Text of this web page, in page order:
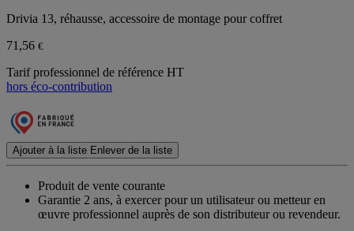
Drivia 13, réhausse, accessoire de montage pour coffret
71,56 €
Tarif professionnel de référence HT
hors éco-contribution
Ajouter à la liste Enlever de la liste
Produit de vente courante
Garantie 2 ans, à exercer pour un utilisateur ou metteur en
œuvre professionnel auprès de son distributeur ou revendeur.